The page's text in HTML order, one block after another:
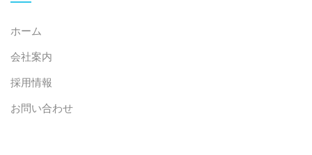
ホーム
会社案内
採用情報
お問い合わせ